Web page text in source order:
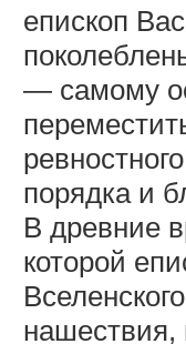
епископ
— самому
порядка и
В древние
которой